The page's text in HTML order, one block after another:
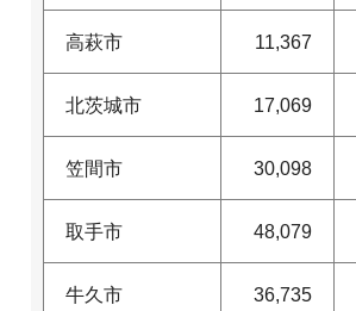
高萩市 11,367
北茨城市 17,069
笠間市 30,098
取手市 48,079
牛久市 36,735